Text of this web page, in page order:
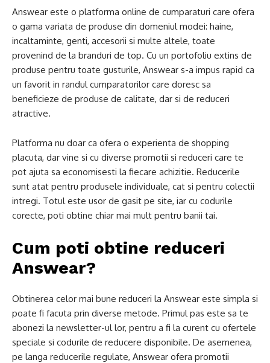
Answear este o platforma online de cumparaturi care ofera
o gama variata de produse din domeniul modei: haine,
incaltaminte, genti, accesorii si multe altele, toate
provenind de la branduri de top. Cu un portofoliu extins de
produse pentru toate gusturile, Answear s-a impus rapid ca
un favorit in randul cumparatorilor care doresc sa
beneficieze de produse de calitate, dar si de reduceri
atractive.
Platforma nu doar ca ofera o experienta de shopping
placuta, dar vine si cu diverse promotii si reduceri care te
pot ajuta sa economisesti la fiecare achizitie. Reducerile
sunt atat pentru produsele individuale, cat si pentru colectii
intregi. Totul este usor de gasit pe site, iar cu codurile
corecte, poti obtine chiar mai mult pentru banii tai.
Cum poti obtine reduceri
Answear?
Obtinerea celor mai bune reduceri la Answear este simpla si
poate fi facuta prin diverse metode. Primul pas este sa te
abonezi la newsletter-ul lor, pentru a fi la curent cu ofertele
speciale si codurile de reducere disponibile. De asemenea,
pe langa reducerile regulate, Answear ofera promotii